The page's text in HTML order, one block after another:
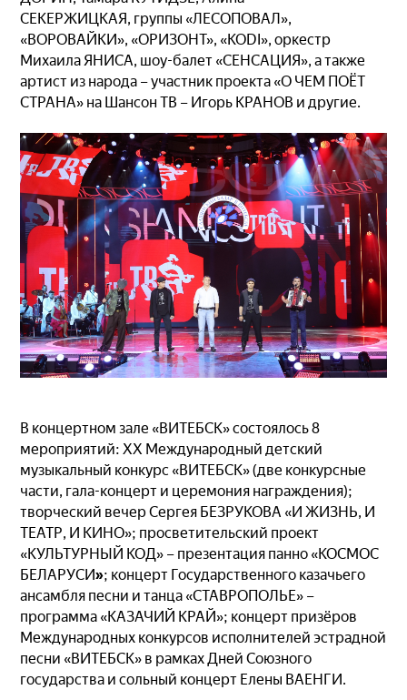
СЕКЕРЖИЦКАЯ, группы «ЛЕСОПОВАЛ»,
«ВОРОВАЙКИ», «ОРИЗОНТ», «KODI», оркестр
Михаила ЯНИСА, шоу-балет «СЕНСАЦИЯ», а также
артист из народа – участник проекта «О ЧЕМ ПОЁТ
СТРАНА» на Шансон ТВ – Игорь КРАНОВ и другие.
В концертном зале «ВИТЕБСК» состоялось 8
мероприятий: XX Международный детский
музыкальный конкурс «ВИТЕБСК» (две конкурсные
части, гала-концерт и церемония награждения);
творческий вечер Сергея БЕЗРУКОВА «И ЖИЗНЬ, И
ТЕАТР, И КИНО»; просветительский проект
«КУЛЬТУРНЫЙ КОД» – презентация панно «КОСМОС
БЕЛАРУСИ»; концерт Государственного казачьего
ансамбля песни и танца «СТАВРОПОЛЬЕ» –
программа «КАЗАЧИЙ КРАЙ»; концерт призёров
Международных конкурсов исполнителей эстрадной
песни «ВИТЕБСК» в рамках Дней Союзного
государства и сольный концерт Елены ВАЕНГИ.